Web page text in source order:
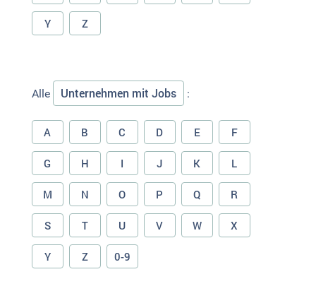
Y Z
Alle Unternehmen mit Jobs :
A B C D E F
G H I J K L
M N O P Q R
S T U V W X
Y Z 0-9